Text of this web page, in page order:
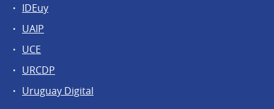
IDEuy
UAIP
UCE
URCDP
Uruguay Digital